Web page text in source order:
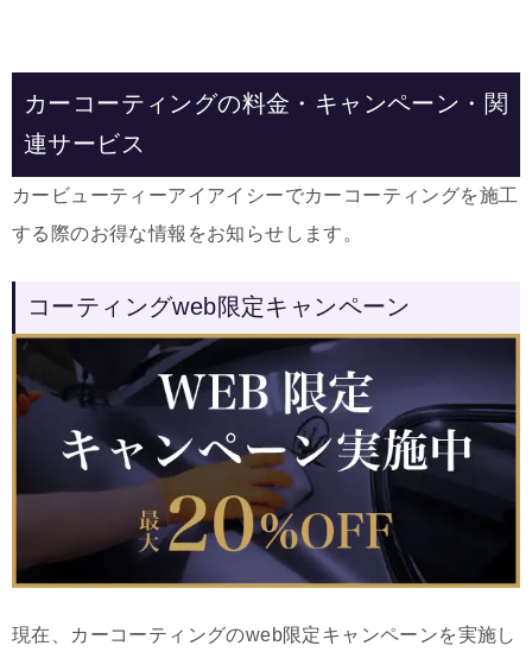
カーコーティングの料金・キャンペーン・関
連サービス
カービューティーアイアイシーでカーコーティングを施工
する際のお得な情報をお知らせします。
コーティングweb限定キャンペーン
現在、カーコーティングのweb限定キャンペーンを実施し